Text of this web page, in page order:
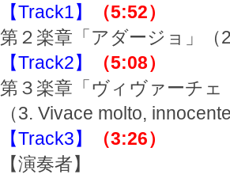
【Track1】
（5:52）
第２楽章「アダージョ」（
【Track2】
（5:08）
第３楽章「ヴィヴァーチ
（3. Vivace molto,
【Track3】
（3:26）
【演奏者】